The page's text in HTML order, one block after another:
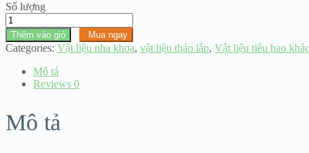
Số lượng
Mũi
mài
xương
mài
nhưa
zico
to
số
Thêm vào giỏ Mua ngay
Categories: Vật liệu nha khoa, vật liệu tháo lắp, Vật liệu tiêu hao khác
Mô tả
Reviews 0
Mô tả